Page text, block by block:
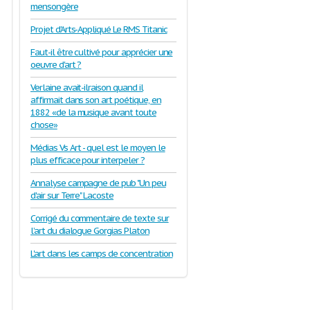
mensongère
Projet d'Arts-Appliqué Le RMS Titanic
Faut-il être cultivé pour apprécier une
oeuvre d'art ?
Verlaine avait-ilraison quand il
affirmait dans son art poétique, en
1882 «de la musique avant toute
chose»
Médias Vs Art - quel est le moyen le
plus efficace pour interpeler ?
Annalyse campagne de pub "Un peu
d'air sur Terre" Lacoste
Corrigé du commentaire de texte sur
l’art du dialogue Gorgias Platon
L'art dans les camps de concentration